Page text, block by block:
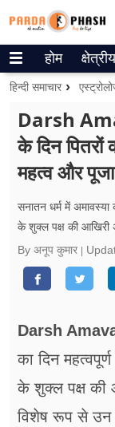
Trending on
वेब स्टोरीज
उत्तर प्रदेश
गैलरी
वीडियो
रिलेशनशिप
जीवन मंत्रा
फूड
सेहत
होम क्षेत्रीय
हिन्दी समाचार
Darsh
के दिन
महत्व और पूजा
सनातन धर्म में अमावस्या
के शुक्ल पक्ष की आखिरी
By अनूप कुमार
Darsh
का दिन
के शुक्ल पक्ष की
विशेष रूप से उन